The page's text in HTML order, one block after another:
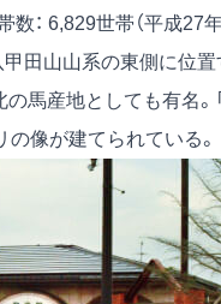
数： 6,829世帯（平成27
甲田山山系の東側に位
の馬産地としても有名
像が建てられている。